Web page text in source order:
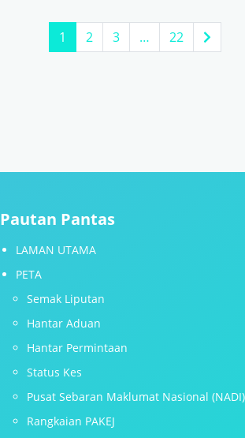
1 2 3 … 22
Pautan Pantas
LAMAN UTAMA
PETA
Semak Liputan
Hantar Aduan
Hantar Permintaan
Status Kes
Pusat Sebaran Maklumat Nasional (NADI)
Rangkaian PAKEJ